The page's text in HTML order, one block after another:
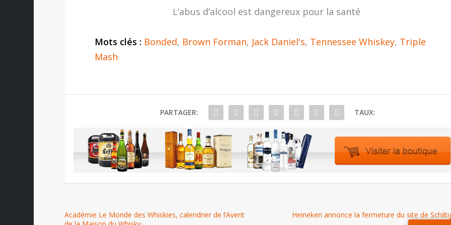
L’abus d’alcool est dangereux pour la santé
Mots clés : Bonded, Brown Forman, Jack Daniel's, Tennessee Whiskey, Triple
Mash
PARTAGER: TAUX:
Académie Le Monde des Whiskies, calendrier de l’Avent
Heineken annonce la fermeture du site de